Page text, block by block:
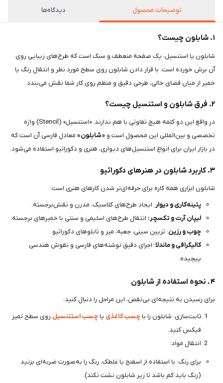
توضیحات محصول دیدگاه‌ها
۱. شابلون چیست؟
شابلون یا استنسیل، یک صفحه منعطف و سبک است که طرح‌های زیبایی روی
آن برش خورده است. با قرار دادن شابلون روی سطح مورد نظر و انتقال رنگ یا
خمیر از میان فضای خالی، طرحی دقیق و منظم روی کار شما نقش می‌بندد.
۲. فرق شابلون و استنسیل چیست؟
در واقع این دو کلمه هیچ تفاوتی با هم ندارند. «استنسیل» (Stencil) واژه
تخصصی و بین‌المللی این محصول است و «شابلون» معادل فارسی آن است که
در بازار ایران برای انواع استنسیل‌های دیواری، هنری و دکوراتیو استفاده می‌شود.
۳. کاربرد شابلون در هنرهای دکوراتیو
شابلون ابزاری همه کاره برای حرفه‌ای‌تر شدن کارهای هنری است:
پتینه‌کاری و دیوار: ایجاد طرح‌های کلاسیک، مدرن و نقش‌برجسته.
لیپان آرت و تکسچر: انتقال طرح‌های اسلیمی و سنتی با خمیرهای برجسته.
چوب و رزین: تزیین سینی، جعبه، میز و تابلوهای دکوراتیو.
کالیگرافی و ماندلا: اجرای دقیق نوشته‌های فارسی و نقوش هندسی
پیچیده.
۴. نحوه استفاده از شابلون
برای رسیدن به نتیجه‌ای بی‌نقص، این مراحل را دنبال کنید:
ثابت‌سازی: شابلون را با چسب کاغذی یا چسب استننسیل روی سطح تمیز
فیکس کنید.
انتقال مواد:
برای رنگ: با استفاده از اسفنج یا غلطک، رنگ را به‌صورت ضربه‌ای بزنید
(رنگ باید کم باشد تا زیر شابلون نشت نکند).